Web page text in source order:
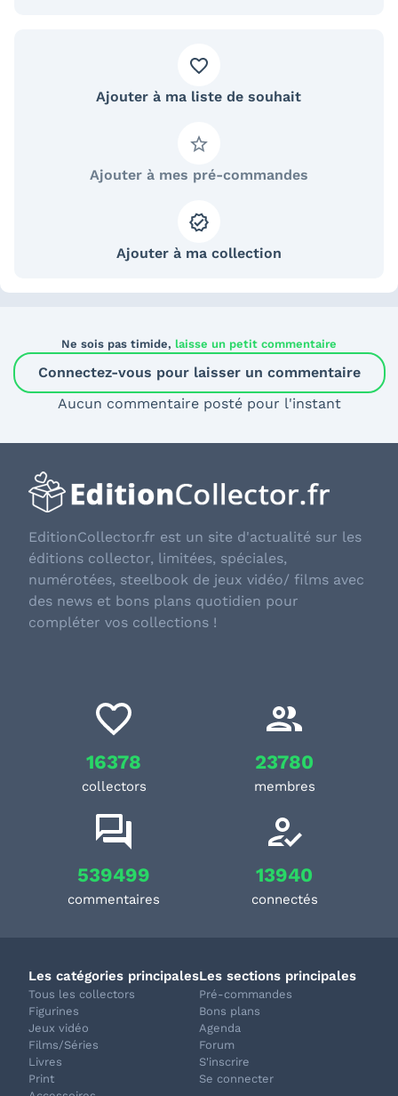
Ajouter à ma liste de souhait
Ajouter à mes pré-commandes
Ajouter à ma collection
Ne sois pas timide, laisse un petit commentaire
Connectez-vous pour laisser un commentaire
Aucun commentaire posté pour l'instant
EditionCollector.fr est un site d'actualité sur les
éditions collector, limitées, spéciales,
numérotées, steelbook de jeux vidéo/ films avec
des news et bons plans quotidien pour
compléter vos collections !
16378
collectors
23780
membres
539499
commentaires
13940
connectés
Les catégories principales
Tous les collectors
Figurines
Jeux vidéo
Films/Séries
Livres
Print
Les sections principales
Pré-commandes
Bons plans
Agenda
Forum
S'inscrire
Se connecter